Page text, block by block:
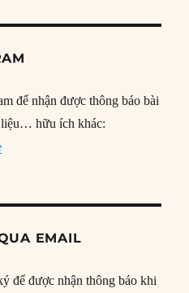
để nhận được thông báo bài
liệu… hữu ích khác:
EMAIL
để được nhận thông báo khi